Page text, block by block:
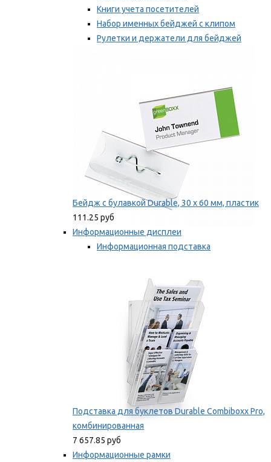
Книги учета посетителей
Набор именных бейджей с клипом
Рулетки и держатели для бейджей
Бейдж с булавкой Durable, 30 х 60 мм, пластик
111.25 руб
Информационные дисплеи
Информационная подставка
Подставка для буклетов Durable Combiboxx Pro,
комбинированная
7 657.85 руб
Информационные рамки